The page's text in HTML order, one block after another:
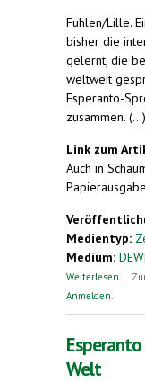
Fuhlen/Lille.
bisher die
gelernt, die
weltweit
Esperanto-
zusammen. (...)
Link zum
Auch in
Papierausgabe
Medientyp:
Medium:
Weiterlesen über
Anmelden
Esperanto
Welt